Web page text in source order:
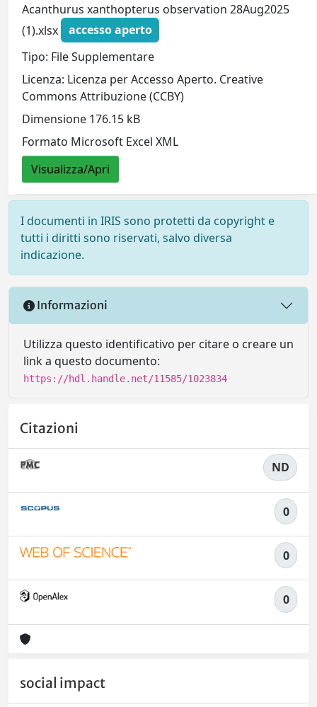
Acanthurus xanthopterus observation 28Aug2025
(1).xlsx
accesso aperto
Tipo: File Supplementare
Licenza: Licenza per Accesso Aperto. Creative
Commons Attribuzione (CCBY)
Dimensione 176.15 kB
Formato Microsoft Excel XML
Visualizza/Apri
I documenti in IRIS sono protetti da copyright e
tutti i diritti sono riservati, salvo diversa
indicazione.
Informazioni
Utilizza questo identificativo per citare o creare un
link a questo documento:
https://hdl.handle.net/11585/1023834
Citazioni
ND
0
0
0
social impact